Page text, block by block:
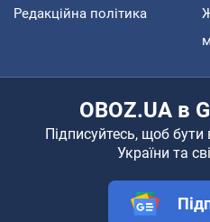
Редакційна політика
OBOZ.UA в
Підписуйтесь, щоб бути
України та